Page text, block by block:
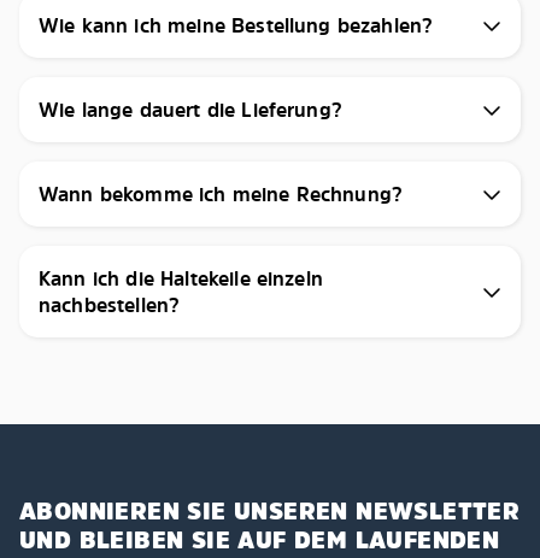
Wie kann ich meine Bestellung bezahlen?
Wie lange dauert die Lieferung?
Wann bekomme ich meine Rechnung?
Kann ich die Haltekeile einzeln
nachbestellen?
ABONNIEREN SIE UNSEREN NEWSLETTER
UND BLEIBEN SIE AUF DEM LAUFENDEN